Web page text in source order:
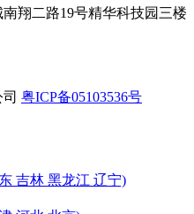
翔二路19号精华科技园三楼
粤ICP备05103536号
吉林 黑龙江 辽宁)